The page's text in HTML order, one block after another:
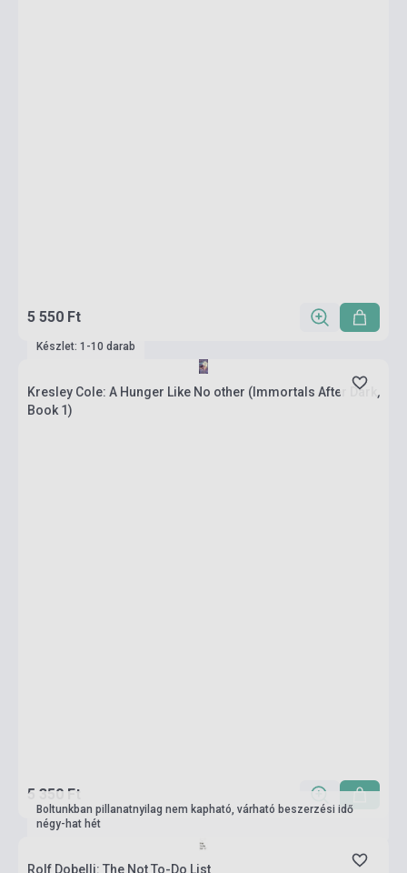
5 550 Ft
Készlet: 1-10 darab
Kresley Cole: A Hunger Like No other (Immortals After Dark,
Book 1)
5 350 Ft
Boltunkban pillanatnyilag nem kapható, várható beszerzési idő
négy-hat hét
Rolf Dobelli: The Not To-Do List